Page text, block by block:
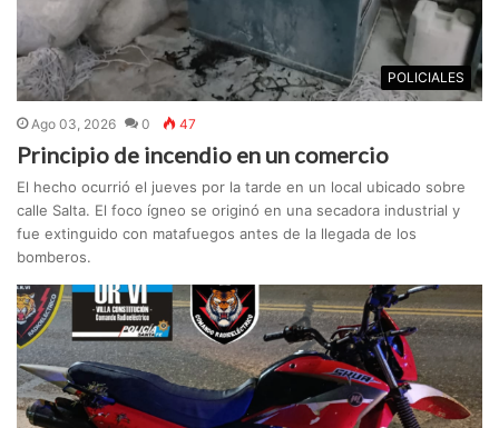
POLICIALES
Ago 03, 2026 0 47
Principio de incendio en un comercio
El hecho ocurrió el jueves por la tarde en un local ubicado sobre
calle Salta. El foco ígneo se originó en una secadora industrial y
fue extinguido con matafuegos antes de la llegada de los
bomberos.